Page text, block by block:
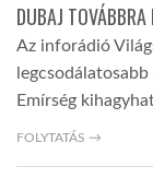
DUBAJ
Az inforádió
Emírség
FOLYTATÁS →